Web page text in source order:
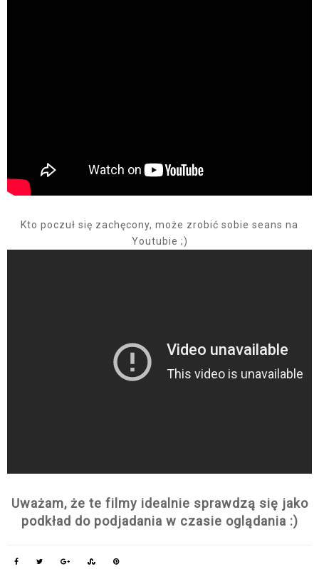
Kto poczuł się zachęcony, może zrobić sobie seans na
Youtubie ;)
Uważam, że te filmy idealnie sprawdzą się jako
podkład do podjadania w czasie oglądania :)